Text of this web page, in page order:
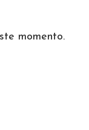
momento.